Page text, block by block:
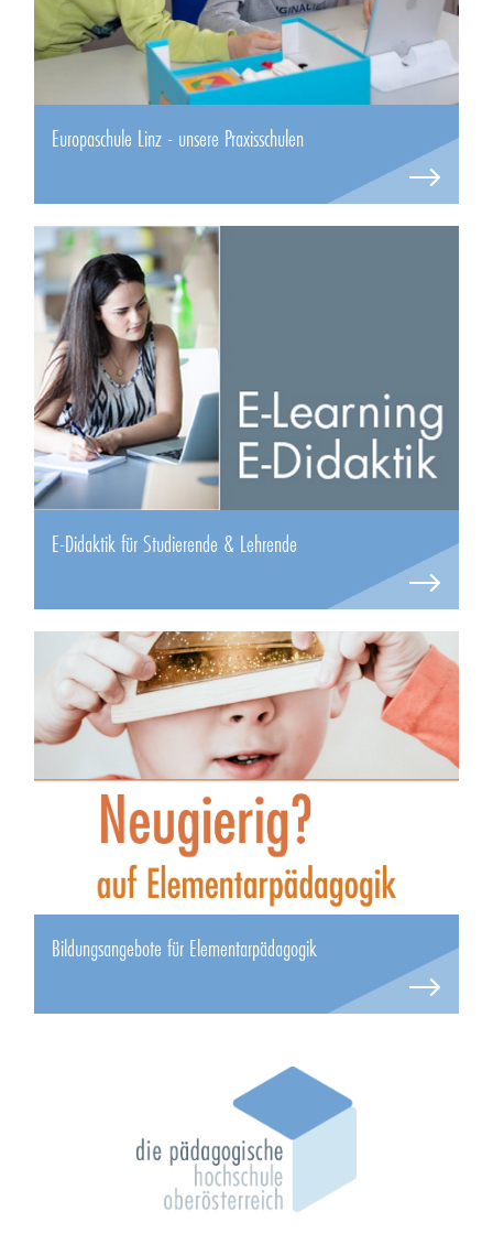
Europaschule Linz - unsere Praxisschulen
E-Didaktik für Studierende & Lehrende
Bildungsangebote für Elementarpädagogik